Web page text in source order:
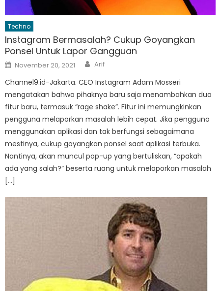
Techno
Instagram Bermasalah? Cukup Goyangkan
Ponsel Untuk Lapor Gangguan
Posted
on
November 20, 2021 Author
Arif
Channel9.id-Jakarta. CEO Instagram Adam Mosseri
mengatakan bahwa pihaknya baru saja menambahkan dua
fitur baru, termasuk “rage shake”. Fitur ini memungkinkan
pengguna melaporkan masalah lebih cepat. Jika pengguna
menggunakan aplikasi dan tak berfungsi sebagaimana
mestinya, cukup goyangkan ponsel saat aplikasi terbuka.
Nantinya, akan muncul pop-up yang bertuliskan, “apakah
ada yang salah?” beserta ruang untuk melaporkan masalah
[…]